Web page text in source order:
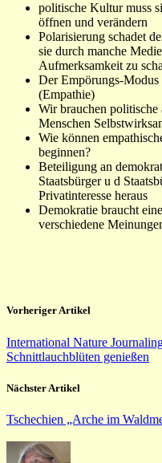
politische Kultur muss
öffnen und verändern
Polarisierung schadet
sie durch manche
Aufmerksamkeit zu
Der Empörungs-Modus
(Empathie)
Wir brauchen
Menschen
Wie können
beginnen?
Beteiligung an
Staatsbürger u d
Privatinteresse heraus
Demokratie braucht
verschiedene
Vorheriger Artikel
International Nature
Schnittlauchblüten genießen
Nächster Artikel
Tschechien „Arche im